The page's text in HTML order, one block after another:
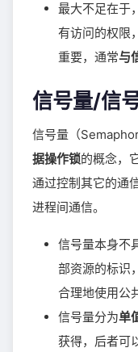
最大不足在于
有访问的权限
重要，通常与
信号量/信
信号量（
据操作锁的概念，
通过控制其它的通
进程间通信。
信号量本身不
部资源的标识，
合理地使用公
信号量分为单
获得，后者可